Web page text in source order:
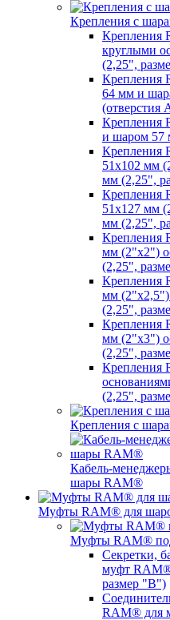
Крепления с
Крепления
круглыми
(2,25",
Крепления
64 мм и
(отверстия
Крепления
и шаром 57
Крепления
51х102 мм
мм (2,25",
Крепления
51х127 мм
мм (2,25",
Крепления
мм (2"х2")
(2,25",
Крепления
мм
(2,25",
Крепления
мм (2"х3")
(2,25",
Крепления
(2,25",
Крепления с
Кабель-
шары RAM®
Муфты RAM® для
Муфты RAM®
Секретки,
муфт
размер "B")
RAM® для